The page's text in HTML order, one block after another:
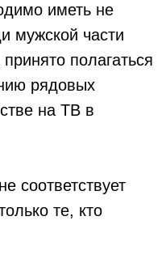
иметь не
мужской части
полагаться
рядовых
на ТВ в
соответствует
те, кто